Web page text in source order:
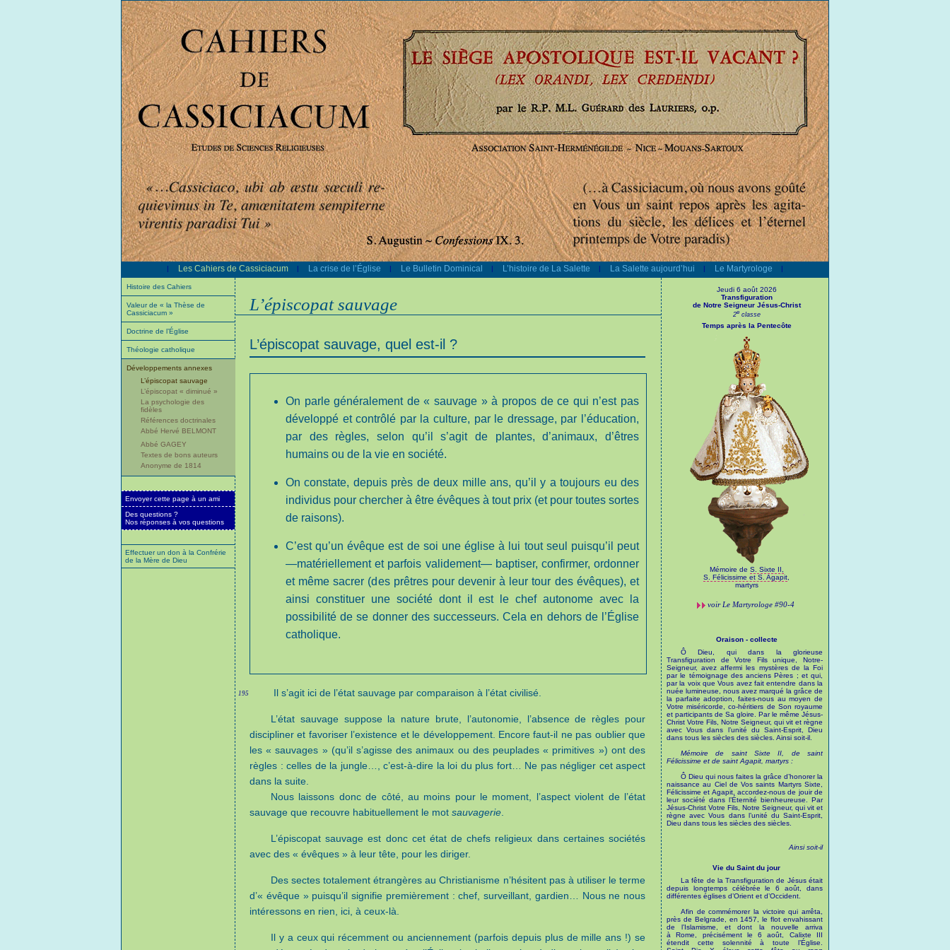
| Les Cahiers de Cassiciacum | La crise de l’Église | Le Bulletin Dominical | L’histoire de La Salette | La Salette aujourd’hui | Le Martyrologe |
Histoire des Cahiers
Valeur de « la Thèse de
Cassiciacum »
Doctrine de l’Église
Théologie catholique
Développements annexes
L’épiscopat sauvage
L’épiscopat « diminué »
La psychologie des
fidèles
Références doctrinales
Abbé Hervé BELMONT
Abbé GAGEY
Textes de bons auteurs
Anonyme de 1814
Envoyer cette page à un ami
Des questions ?
Nos réponses à vos questions
Effectuer un don à la Confrérie
de la Mère de Dieu
L’épiscopat sauvage
L’épiscopat sauvage, quel est-il ?
On parle généralement de « sauvage » à propos de ce qui n’est pas
développé et contrôlé par la culture, par le dressage, par l’éducation,
par des règles, selon qu’il s’agit de plantes, d’animaux, d’êtres
humains ou de la vie en société.
On constate, depuis près de deux mille ans, qu’il y a toujours eu des
individus pour chercher à être évêques à tout prix (et pour toutes sortes
de raisons).
C’est qu’un évêque est de soi une église à lui tout seul puisqu’il peut
—matériellement et parfois validement— baptiser, confirmer, ordonner
et même sacrer (des prêtres pour devenir à leur tour des évêques), et
ainsi constituer une société dont il est le chef autonome avec la
possibilité de se donner des successeurs. Cela en dehors de l’Église
catholique.
195 Il s’agit ici de l’état sauvage par comparaison à l’état civilisé.
L’état sauvage suppose la nature brute, l’autonomie, l’absence de règles pour
discipliner et favoriser l’existence et le développement. Encore faut-il ne pas oublier que
les « sauvages » (qu’il s’agisse des animaux ou des peuplades « primitives ») ont des
règles : celles de la jungle…, c’est-à-dire la loi du plus fort… Ne pas négliger cet aspect
dans la suite.
Nous laissons donc de côté, au moins pour le moment, l’aspect violent de l’état
sauvage que recouvre habituellement le mot sauvagerie
L’épiscopat sauvage est donc cet état de chefs religieux dans certaines sociétés
avec des « évêques » à leur tête, pour les diriger.
Des sectes totalement étrangères au Christianisme n’hésitent pas à utiliser le terme
d’« évêque » puisqu’il signifie premièrement : chef, surveillant, gardien… Nous ne nous
intéressons en rien, ici, à ceux-là.
Il y a ceux qui récemment ou anciennement (parfois depuis plus de mille ans !) se
Jeudi 6 août 2026
Transfiguration
de Notre Seigneur Jésus-Christ
2eclasse
Temps après la Pentecôte
Mémoire de S. Sixte II,
S. Félicissime et S. Agapit
martyrs
voir Le Martyrologe#90-4
Oraison - collecte
Ô Dieu, qui dans la glorieuse
Transfiguration de Votre Fils unique, Notre-
Seigneur, avez affermi les mystères de la Foi
par le témoignage des anciens Pères ; et qui,
par la voix que Vous avez fait entendre dans la
nuée lumineuse, nous avez marqué la grâce de
la parfaite adoption, faites-nous au moyen de
Votre miséricorde, co-héritiers de Son royaume
et participants de Sa gloire. Par le même Jésus-
Christ Votre Fils, Notre Seigneur, qui vit et règne
avec Vous dans l’unité du Saint-Esprit, Dieu
dans tous les siècles des siècles. Ainsi soit-il.
Mémoire de saint Sixte II, de saint
Félicissime et de saint Agapit, martyrs :
Ô Dieu qui nous faites la grâce d’honorer la
naissance au Ciel de Vos saints Martyrs Sixte,
Félicissime et Agapit, accordez-nous de jouir de
leur société dans l’Éternité bienheureuse. Par
Jésus-Christ Votre Fils, Notre Seigneur, qui vit et
règne avec Vous dans l’unité du Saint-Esprit,
Dieu dans tous les siècles des siècles.
Ainsi soit-il
Vie du Saint du jour
La fête de la Transfiguration de Jésus était
depuis longtemps célébrée le 6 août, dans
différentes églises d’Orient et d’Occident.
Afin de commémorer la victoire qui arrêta,
près de Belgrade, en 1457, le flot envahissant
de l’Islamisme, et dont la nouvelle arriva
à Rome, précisément le 6 août, Calixte III
étendit cette solennité à toute l’Église.